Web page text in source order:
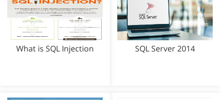
SQL Server 2014
What is SQL Injection